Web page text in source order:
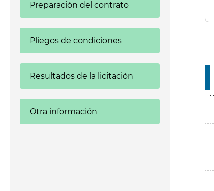
Preparación del contrato
Pliegos de condiciones
Resultados de la licitación
Otra información